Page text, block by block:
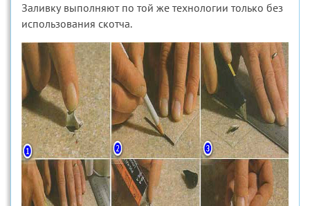
Заливку выполняют по той же технологии только без
использования скотча.